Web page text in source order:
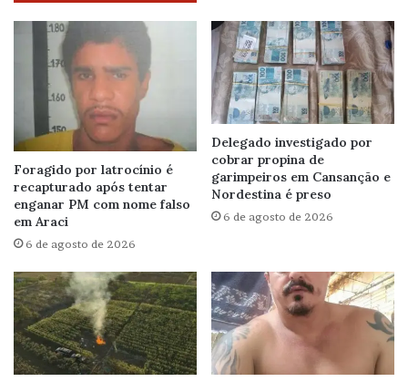
Foragido por latrocínio é
recapturado após tentar
enganar PM com nome falso
em Araci
6 de agosto de 2026
Delegado investigado por
cobrar propina de
garimpeiros em Cansanção e
Nordestina é preso
6 de agosto de 2026